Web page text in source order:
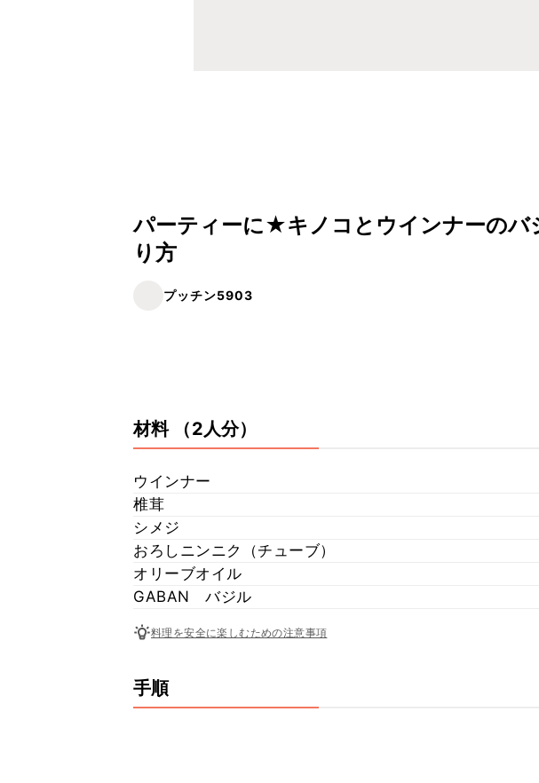
パーティーに★キノコとウインナーのバ
り方
プッチン5903
材料 （2人分）
ウインナー
椎茸
シメジ
おろしニンニク（チューブ）
オリーブオイル
GABAN バジル
料理を安全に楽しむための注意事項
手順